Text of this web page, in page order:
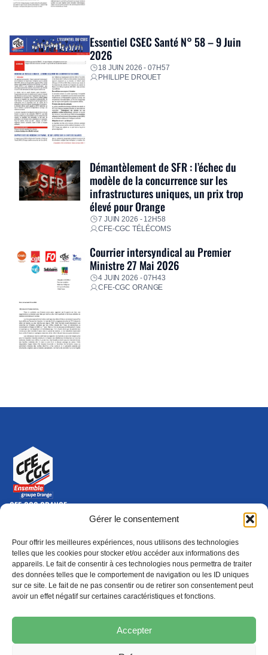
Gérer le consentement
Pour offrir les meilleures expériences, nous utilisons des technologies
telles que les cookies pour stocker et/ou accéder aux informations des
appareils. Le fait de consentir à ces technologies nous permettra de traiter
des données telles que le comportement de navigation ou les ID uniques
sur ce site. Le fait de ne pas consentir ou de retirer son consentement peut
avoir un effet négatif sur certaines caractéristiques et fonctions.
Accepter
Essentiel CSEC Santé N° 58 – 9 Juin
2026
18 JUIN 2026 - 07H57
PHILLIPE DROUET
Démantèlement de SFR : l’échec du
modèle de la concurrence sur les
infrastructures uniques, un prix trop
élevé pour Orange
7 JUIN 2026 - 12H58
CFE-CGC TÉLÉCOMS
Courrier intersyndical au Premier
Ministre 27 Mai 2026
4 JUIN 2026 - 07H43
CFE-CGC ORANGE
CFE-CGC ORANGE
10-12 rue Saint Amand, 75015 Paris Cedex 15
Nous contacter
01 46 79 28 74
S'ABONNER(NOUVELLE FENÊTRE)
ADHÉRER
Épargne
(nouvelle fenêtre) Formation
(nouvelle fenêtre)